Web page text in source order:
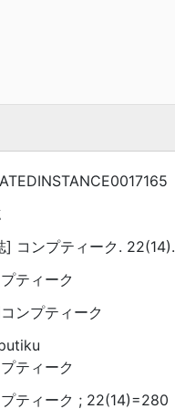
] コンプティーク. 22(14).
ティーク
ンプティーク
ティーク
プティーク ; 22(14)=280